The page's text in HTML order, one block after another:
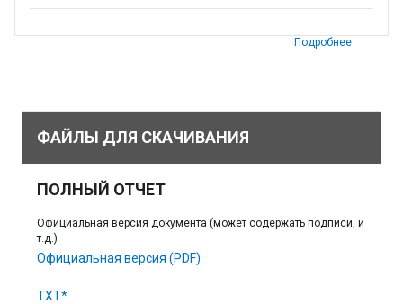
Подробнее
ФАЙЛЫ ДЛЯ СКАЧИВАНИЯ
ПОЛНЫЙ ОТЧЕТ
Официальная версия документа (может содержать подписи, и
т.д.)
Официальная версия (PDF)
TXT*